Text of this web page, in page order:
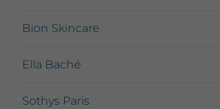
Bion Skincare
Ella Baché
Sothys Paris